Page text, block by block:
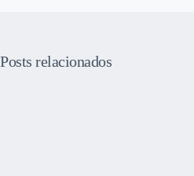
Posts relacionados